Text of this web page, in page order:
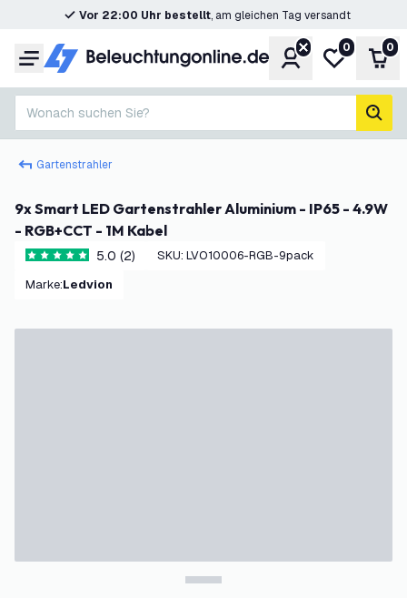
Vor 22:00 Uhr bestellt, am gleichen Tag versandt
Menü KontoMeine
0 0
Wonach suchen Sie?
Gartenstrahler
9x Smart LED Gartenstrahler Aluminium - IP65 - 4.9W
- RGB+CCT - 1M Kabel
5 Bewertungssterne
5.0 (2) SKU: LVO10006-RGB-9pack
Marke: Ledvion